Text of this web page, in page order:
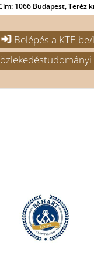
1066 Budapest, Teréz
Belépés a KTE-